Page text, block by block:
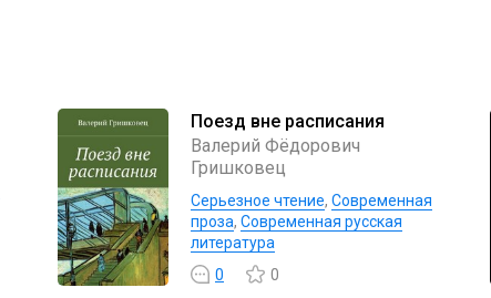
Поезд вне расписания
Валерий Фёдорович
Гришковец
Серьезное чтение, Современная
проза, Современная русская
литература
0
0